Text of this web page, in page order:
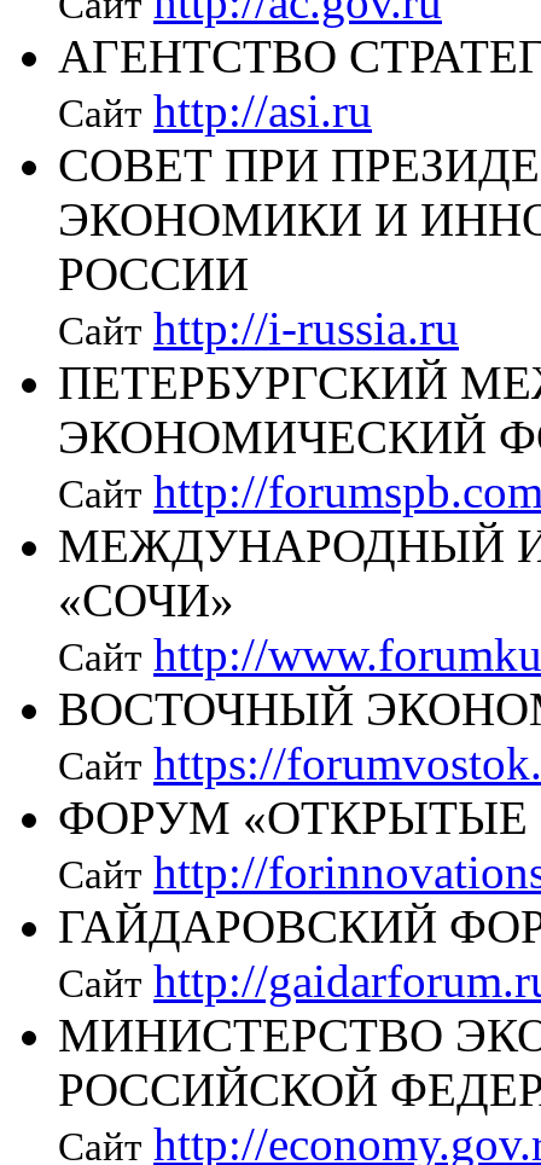
АГЕНТСТВО
Сайт http://asi.ru
СОВЕТ ПРИ
ЭКОНОМИКИ И
РОССИИ
Сайт http://i-russia.ru
ПЕТЕРБУРГСКИЙ
ЭКОНОМИЧЕСКИЙ
Сайт http://
МЕЖДУНАРОДНЫЙ
«СОЧИ»
Сайт http://
ВОСТОЧНЫЙ
Сайт https://
ФОРУМ
Сайт http://
ГАЙДАРОВСКИЙ
Сайт http://
МИНИСТЕРСТВО
РОССИЙСКОЙ
Сайт http://